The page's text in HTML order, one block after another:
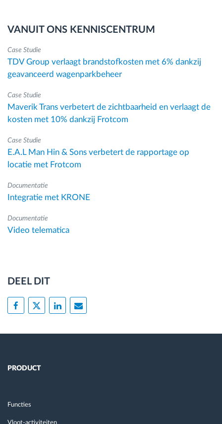
VANUIT ONS KENNISCENTRUM
Case Studie
TDV Group verlaagt brandstofkosten met 6% dankzij
geavanceerd wagenparkbeheer
Case Studie
Maverik Trans verbetert de zichtbaarheid en verlaagt de
kosten met 10% dankzij Frotcom
Case Studie
E.A.L Man Hin & Sons verbetert de rapportage op
locatie met Frotcom
Documentatie
Integratie met KRONE
Documentatie
Video telematica
DEEL DIT
PRODUCT
Functies
Vloot-activiteiten